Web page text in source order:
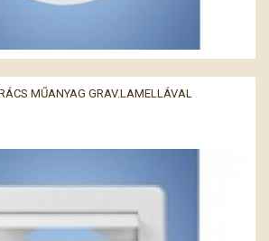
MŰANYAG GRAV.LAMELLÁVAL